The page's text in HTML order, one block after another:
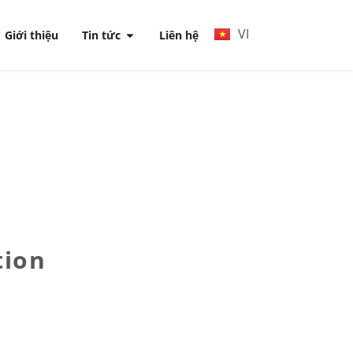
Giới thiệu Tin tức Liên hệ VI